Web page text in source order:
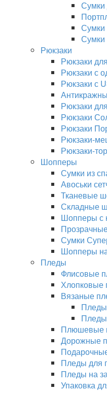
Сумки
Сумки
Сумки
Рюкзаки
Рюкзаки
Рюкзаки с
Рюкзаки с
Рюкзаки
Рюкзаки
Рюкзаки
Рюкзаки-
Рюкзаки-
Шопперы
Сумки из
Авоськи
Тканевые
Складные
Шопперы с
Сумки
Шопперы
Пледы
Флисовые
Хлопковые
Вязаные
Пледы
Плюшевые
Дорожные
Пледы для
Пледы на
Упаковка